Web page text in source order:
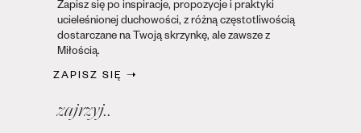
Zapisz się po inspiracje, propozycje i praktyki
ucieleśnionej duchowości, z różną częstotliwością
dostarczane na Twoją skrzynkę, ale zawsze z
Miłością.
ZAPISZ SIĘ ➝
zajrzyj..